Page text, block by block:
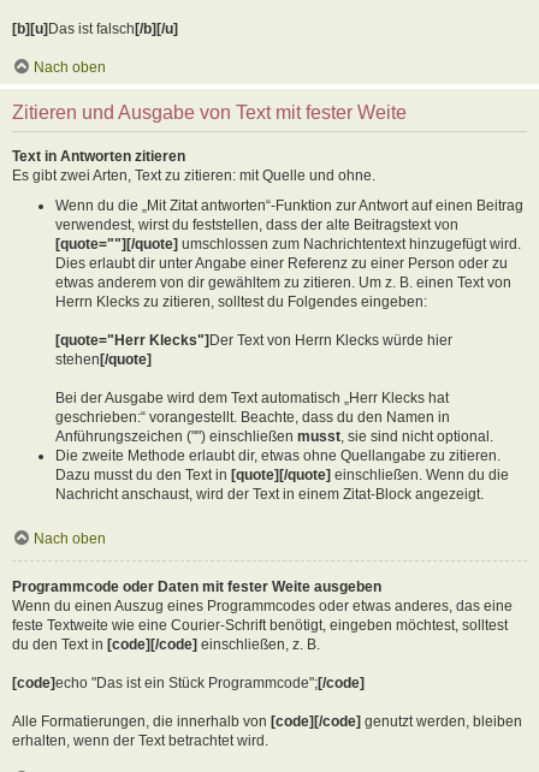
[b][u]Das ist falsch[/b][/u]
Nach oben
Zitieren und Ausgabe von Text mit fester Weite
Text in Antworten zitieren
Es gibt zwei Arten, Text zu zitieren: mit Quelle und ohne.
Wenn du die „Mit Zitat antworten“-Funktion zur Antwort auf einen Beitrag
verwendest, wirst du feststellen, dass der alte Beitragstext von
[quote=""][/quote] umschlossen zum Nachrichtentext hinzugefügt wird.
Dies erlaubt dir unter Angabe einer Referenz zu einer Person oder zu
etwas anderem von dir gewähltem zu zitieren. Um z. B. einen Text von
Herrn Klecks zu zitieren, solltest du Folgendes eingeben:
[quote="Herr Klecks"] Der Text von Herrn Klecks würde hier
stehen [/quote]
Bei der Ausgabe wird dem Text automatisch „Herr Klecks hat
geschrieben:“ vorangestellt. Beachte, dass du den Namen in
Anführungszeichen ("") einschließen musst, sie sind nicht optional.
Die zweite Methode erlaubt dir, etwas ohne Quellangabe zu zitieren.
Dazu musst du den Text in [quote][/quote] einschließen. Wenn du die
Nachricht anschaust, wird der Text in einem Zitat-Block angezeigt.
Nach oben
Programmcode oder Daten mit fester Weite ausgeben
Wenn du einen Auszug eines Programmcodes oder etwas anderes, das eine
feste Textweite wie eine Courier-Schrift benötigt, eingeben möchtest, solltest
du den Text in [code][/code] einschließen, z. B.
[code]echo "Das ist ein Stück Programmcode";[/code]
Alle Formatierungen, die innerhalb von [code][/code] genutzt werden, bleiben
erhalten, wenn der Text betrachtet wird.